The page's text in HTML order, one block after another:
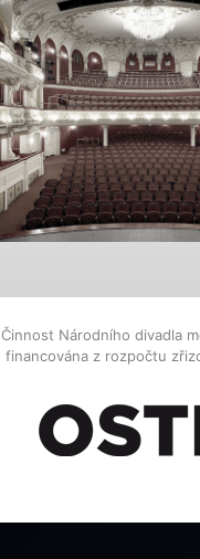
Činnost Národního divadla
financována z rozpočtu